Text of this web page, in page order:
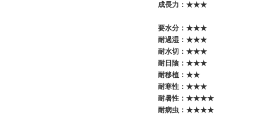
成長力：★★★
要水分：★★★
耐過湿：★★★
耐水切：★★★
耐日陰：★★★
耐移植：★★
耐寒性：★★★
耐暑性：★★★★
耐病虫：★★★★